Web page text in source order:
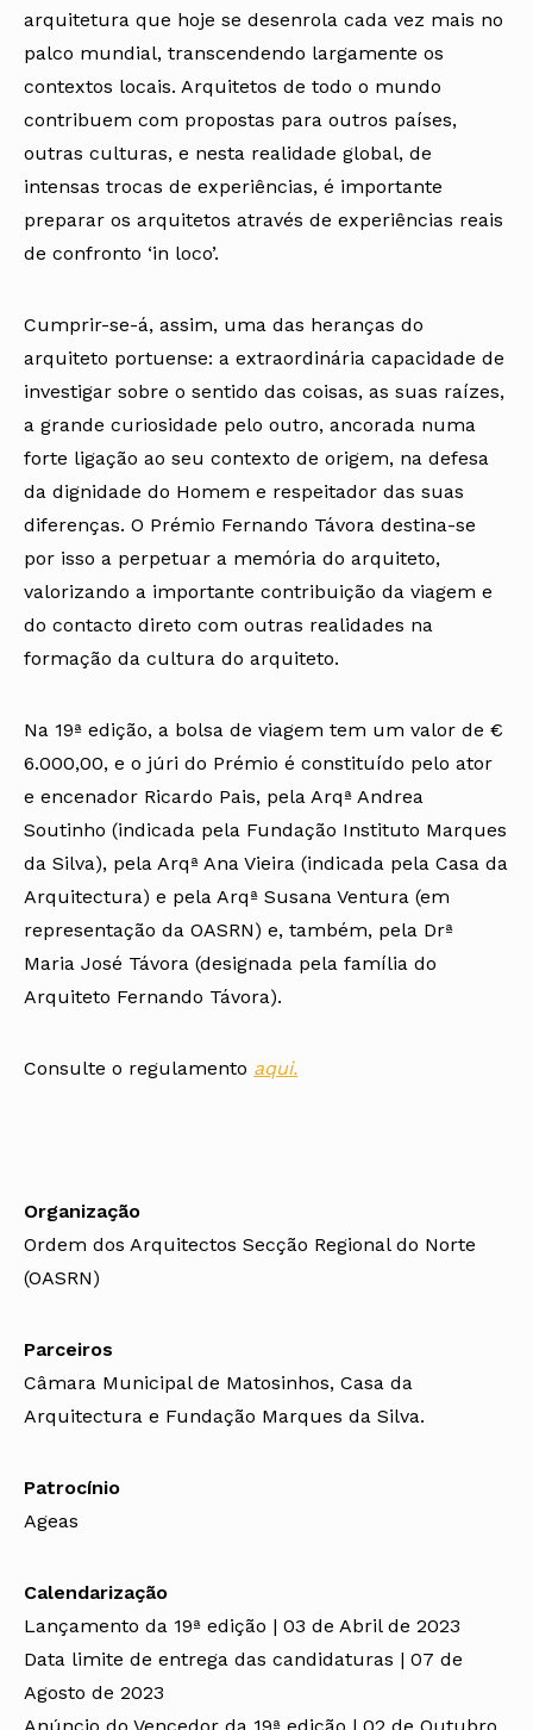
arquitetura que hoje se desenrola cada vez mais no
palco mundial, transcendendo largamente os
contextos locais. Arquitetos de todo o mundo
contribuem com propostas para outros países,
outras culturas, e nesta realidade global, de
intensas trocas de experiências, é importante
preparar os arquitetos através de experiências reais
de confronto ‘in loco’.
Cumprir-se-á, assim, uma das heranças do
arquiteto portuense: a extraordinária capacidade de
investigar sobre o sentido das coisas, as suas raízes,
a grande curiosidade pelo outro, ancorada numa
forte ligação ao seu contexto de origem, na defesa
da dignidade do Homem e respeitador das suas
diferenças. O Prémio Fernando Távora destina-se
por isso a perpetuar a memória do arquiteto,
valorizando a importante contribuição da viagem e
do contacto direto com outras realidades na
formação da cultura do arquiteto.
Na 19ª edição, a bolsa de viagem tem um valor de €
6.000,00, e o júri do Prémio é constituído pelo ator
e encenador Ricardo Pais, pela Arqª Andrea
Soutinho (indicada pela Fundação Instituto Marques
da Silva), pela Arqª Ana Vieira (indicada pela Casa da
Arquitectura) e pela Arqª Susana Ventura (em
representação da OASRN) e, também, pela Drª
Maria José Távora (designada pela família do
Arquiteto Fernando Távora).
Consulte o regulamento aqui.
Organização
Ordem dos Arquitectos Secção Regional do Norte
(OASRN)
Parceiros
Câmara Municipal de Matosinhos, Casa da
Arquitectura e Fundação Marques da Silva.
Patrocínio
Ageas
Calendarização
Lançamento da 19ª edição | 03 de Abril de 2023
Data limite de entrega das candidaturas | 07 de
Agosto de 2023